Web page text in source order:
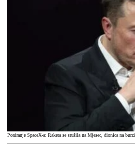
Poniranje SpaceX-a: Raketa se srušila na Mjesec, dionica na burzi